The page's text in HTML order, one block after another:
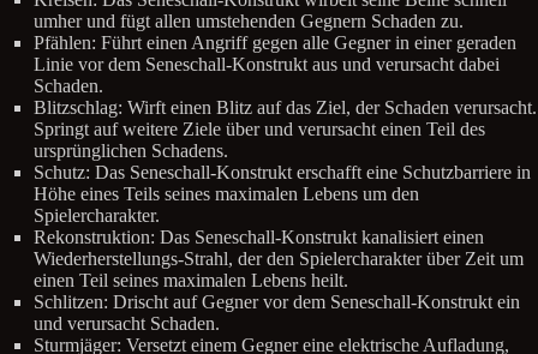
umher und fügt allen umstehenden Gegnern Schaden zu.
Pfählen: Führt einen Angriff gegen alle Gegner in einer geraden
Linie vor dem Seneschall-Konstrukt aus und verursacht dabei
Schaden.
Blitzschlag: Wirft einen Blitz auf das Ziel, der Schaden verursacht.
Springt auf weitere Ziele über und verursacht einen Teil des
ursprünglichen Schadens.
Schutz: Das Seneschall-Konstrukt erschafft eine Schutzbarriere in
Höhe eines Teils seines maximalen Lebens um den
Spielercharakter.
Rekonstruktion: Das Seneschall-Konstrukt kanalisiert einen
Wiederherstellungs-Strahl, der den Spielercharakter über Zeit um
einen Teil seines maximalen Lebens heilt.
Schlitzen: Drischt auf Gegner vor dem Seneschall-Konstrukt ein
und verursacht Schaden.
Sturmjäger: Versetzt einem Gegner eine elektrische Aufladung,